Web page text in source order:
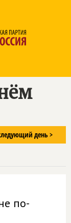
день >
по-